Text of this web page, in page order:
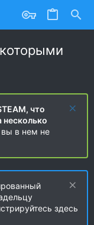
что
несколько
вы в нем не
здесь